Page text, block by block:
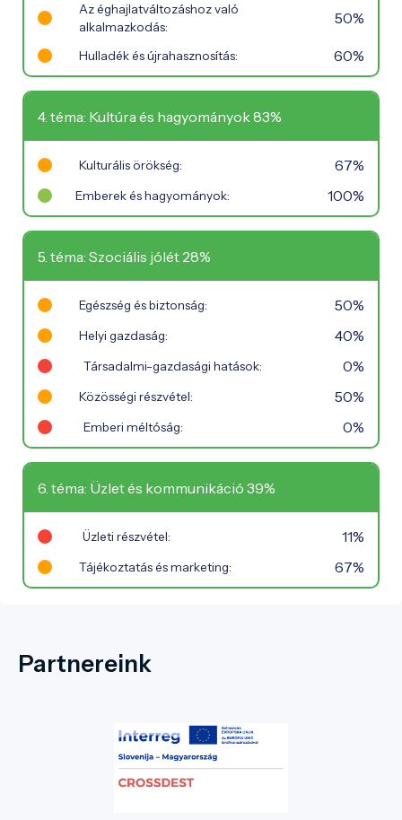
Az éghajlatváltozáshoz való
alkalmazkodás:
50%
Hulladék és újrahasznosítás: 60%
4. téma: Kultúra és hagyományok 83%
Kulturális örökség: 67%
Emberek és hagyományok: 100%
5. téma: Szociális jólét 28%
Egészség és biztonság: 50%
Helyi gazdaság: 40%
Társadalmi-gazdasági hatások: 0%
Közösségi részvétel: 50%
Emberi méltóság: 0%
6. téma: Üzlet és kommunikáció 39%
Üzleti részvétel: 11%
Tájékoztatás és marketing: 67%
Partnereink